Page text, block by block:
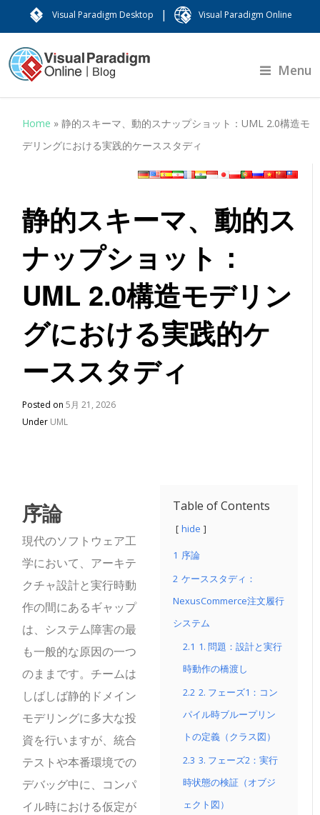
Visual Paradigm Desktop | Visual Paradigm Online
Menu
Home »静的スキーマ、動的スナップショット：UML 2.0構造モ
デリングにおける実践的ケーススタディ
静的スキーマ、動的ス
ナップショット：
UML 2.0構造モデリン
グにおける実践的ケ
ーススタディ
Posted on5月 21, 2026
Under UML
Table of Contents
hide
1 序論
2 ケーススタディ：
NexusCommerce注文履行
システム
2.1 1. 問題：設計と実行
時動作の橋渡し
2.2 2. フェーズ1：コン
パイル時ブループリン
トの定義（クラス図）
2.3 3. フェーズ2：実行
時状態の検証（オブジ
ェクト図）
序論
現代のソフトウェア工
学において、アーキテ
クチャ設計と実行時動
作の間にあるギャップ
は、システム障害の最
も一般的な原因の一つ
のままです。チームは
しばしば静的ドメイン
モデリングに多大な投
資を行いますが、統合
テストや本番環境での
デバッグ中に、コンパ
イル時における仮定が